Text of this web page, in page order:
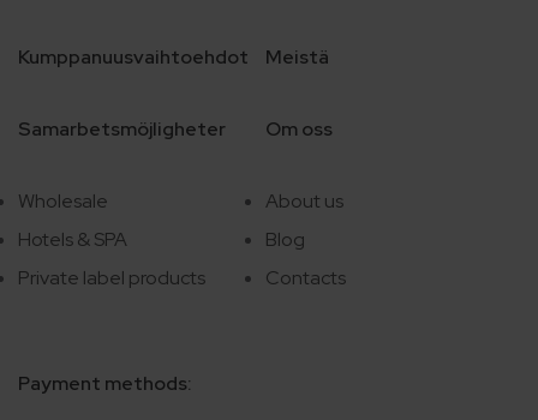
Kumppanuusvaihtoehdot
Samarbetsmöjligheter
Wholesale
Hotels & SPA
Private label products
Payment methods:
Meistä
Om oss
About us
Blog
Contacts